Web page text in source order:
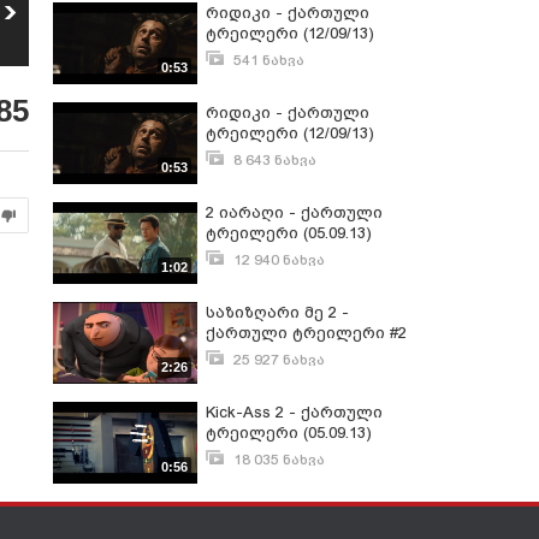
რიდიკი - ქართული
ტრეილერი
6
საზიზღარი მე 2 -
ქართული
ტრეილერი #2
(05.09.13)
25 925
0:53
რიდიკი - ქართული
ტრეილერი (12/09/13)
541 ნახვა
0:53
რიდიკი - ქართული
ტრეილერი (12/09/13)
8 643 ნახვა
1:02
2 იარაღი - ქართული
ტრეილერი (05.09.13)
12 940 ნახვა
2:26
საზიზღარი მე 2 -
ქართული ტრეილერი #2
(05.09.13)
25 927 ნახვა
0:56
Kick-Ass 2 - ქართული
ტრეილერი (05.09.13)
18 035 ნახვა